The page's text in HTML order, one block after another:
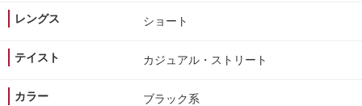
レングス ショート
テイスト カジュアル・ストリート
カラー ブラック系